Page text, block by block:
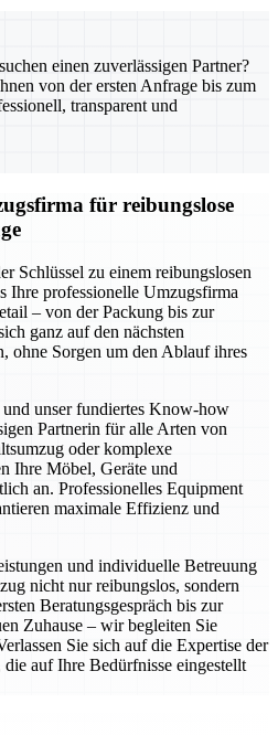
einen zuverlässigen Partner?
von der ersten Anfrage bis zum
transparent und
für reibungslose
Schlüssel zu einem reibungslosen
Ihre professionelle Umzugsfirma
– von der Packung bis zur
ganz auf den nächsten
ohne Sorgen um den Ablauf ihres
unser fundiertes Know-how
Partnerin für alle Arten von
oder komplexe
Ihre Möbel, Geräte und
an. Professionelles Equipment
maximale Effizienz und
und individuelle Betreuung
nicht nur reibungslos, sondern
Beratungsgespräch bis zur
Zuhause – wir begleiten Sie
Sie sich auf die Expertise der
auf Ihre Bedürfnisse eingestellt